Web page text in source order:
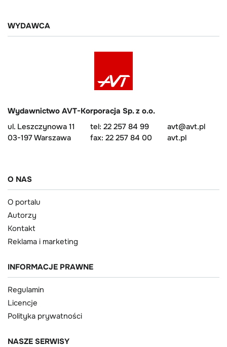
WYDAWCA
Wydawnictwo AVT-Korporacja Sp. z o.o.
ul. Leszczynowa 11
03-197 Warszawa
tel: 22 257 84 99
fax: 22 257 84 00
avt@avt.pl
avt.pl
O NAS
O portalu
Autorzy
Kontakt
Reklama i marketing
INFORMACJE PRAWNE
Regulamin
Licencje
Polityka prywatności
NASZE SERWISY